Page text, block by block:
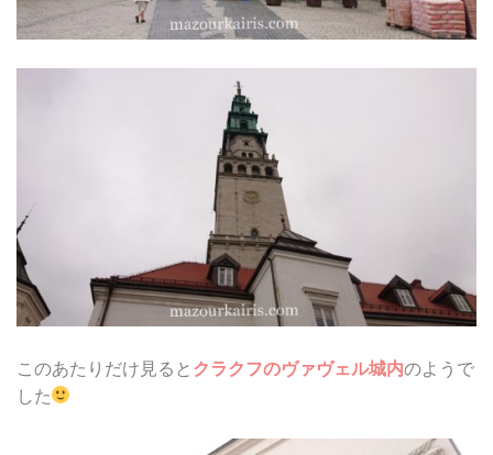
このあたりだけ見ると クラクフのヴァヴェル城内のようで
した